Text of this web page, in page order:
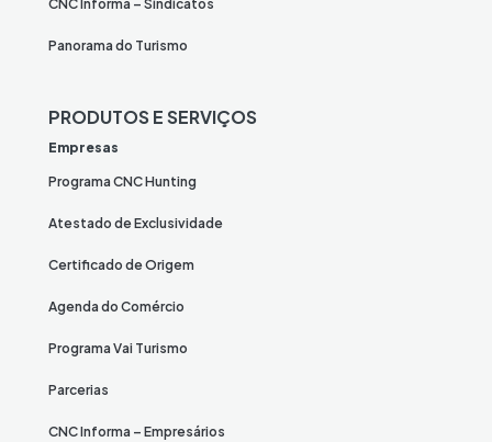
CNC Informa – Sindicatos
Panorama do Turismo
PRODUTOS E SERVIÇOS
Empresas
Programa CNC Hunting
Atestado de Exclusividade
Certificado de Origem
Agenda do Comércio
Programa Vai Turismo
Parcerias
CNC Informa – Empresários